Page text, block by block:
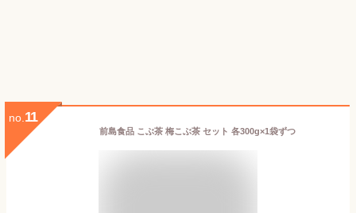
no. 11
前島食品 こぶ茶 梅こぶ茶 セット 各300g×1袋ずつ